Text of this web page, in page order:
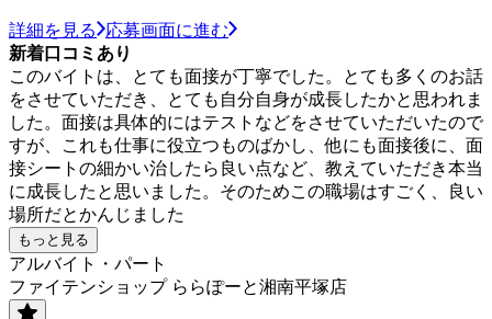
詳細を見る
応募画面に進む
新着口コミあり
このバイトは、とても面接が丁寧でした。とても多くのお話
をさせていただき、とても自分自身が成長したかと思われま
した。面接は具体的にはテストなどをさせていただいたので
すが、これも仕事に役立つものばかし、他にも面接後に、面
接シートの細かい治したら良い点など、教えていただき本当
に成長したと思いました。そのためこの職場はすごく、良い
場所だとかんじました
もっと見る
アルバイト・パート
ファイテンショップ ららぽーと湘南平塚店